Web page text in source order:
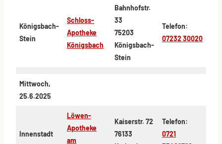
Königsbach-
Stein
Schloss-
Apotheke
Königsbach
Bahnhofstr.
33
75203
Königsbach-
Stein
Telefon:
07232 30020
Mittwoch,
25.6.2025
Innenstadt
Löwen-
Apotheke
am
Kaiserstr. 72
76133
Telefon:
0721